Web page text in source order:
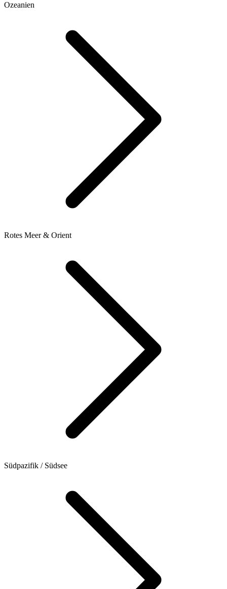
Ozeanien
Rotes Meer & Orient
Südpazifik / Südsee